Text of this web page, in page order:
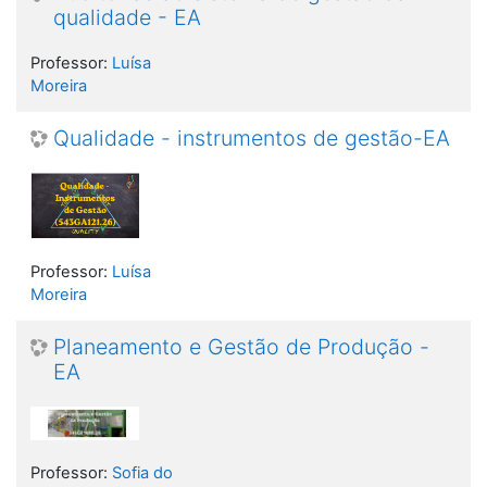
qualidade - EA
Professor: Luísa
Moreira
Qualidade - instrumentos de gestão-EA
Professor: Luísa
Moreira
Planeamento e Gestão de Produção -
EA
Professor: Sofia do